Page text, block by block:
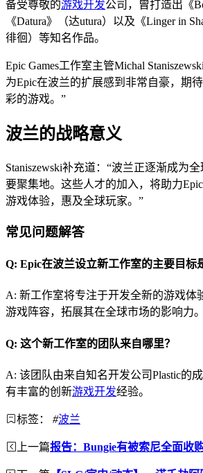
备受尊敬的游戏开发公司，曾打造出《
《Datura》（达utura）以及《Linger in
徘徊）等知名作品。
Epic Games工作室主管Michal
为Epic在波兰的扩展感到非常自豪，期
彩的游戏。”
波兰的战略意义
Staniszewski补充道：“波兰正逐渐成为
要聚集地。这些人才的加入，将助力
游戏体验，惠及全球玩家。”
常见问题解答
Q: Epic在波兰设立新工作室的主要目标
A: 新工作室将专注于开发全新的游戏体
游戏阵容，拓展其在全球市场的影响力。
Q: 这个新工作室的团队来自哪里？
A: 该团队由来自知名开发公司Plastic的
有丰富的创新游戏开发经验。
标签： #波兰
上一篇报告：Bungie有被索尼全面收